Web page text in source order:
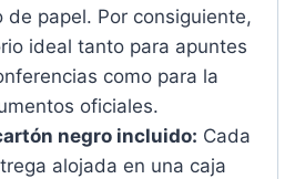
de papel. Por consiguiente,
ideal tanto para apuntes
como para la
oficiales.
negro incluido: Cada
alojada en una caja